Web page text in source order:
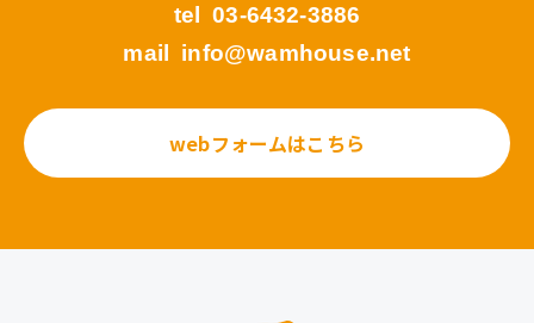
tel 03-6432-3886
mail info@wamhouse.net
webフォームはこちら